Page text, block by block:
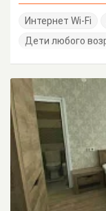
Интернет Wi-Fi
Дети любого